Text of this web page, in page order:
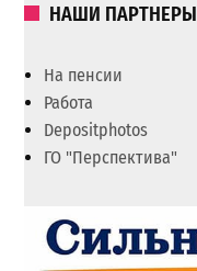
НАШИ ПАРТНЕРЫ
На пенсии
Работа
Depositphotos
ГО "Перспектива"